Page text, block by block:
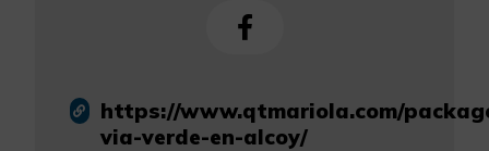
https://www.qtmariola.com/
via-verde-en-alcoy/